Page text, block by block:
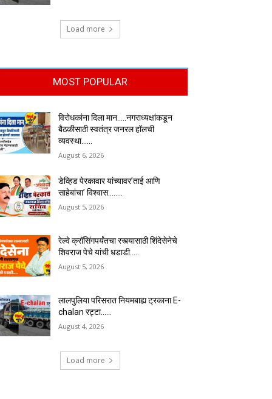
Load more
MOST POPULAR
विरोधकांना दिला मान…..नगराध्यक्षांकडून
बैठकीसाठी स्वतंत्र जनरल हॉलची
व्यवस्था……
August 6, 2026
डेव्हिड पेरकावार यांच्यावर’ताई आणि
साहेबांचा’ विश्वास……..
August 5, 2026
रेल्वे क्रॉसिंगपर्यंतचा रस्त्यासाठी शिंदेसेनेचे
शिवराज पेचे यांची धडाडी…..
August 5, 2026
लालपुलिया परिसरात नियमबाह्य ट्रकाना E-
chalan रट्टा……
August 4, 2026
Load more